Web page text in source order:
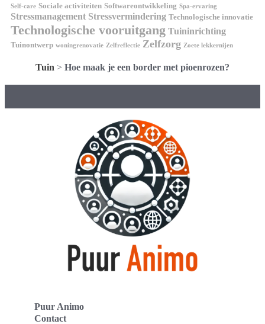
Self-care Sociale activiteiten Softwareontwikkeling Spa-ervaring
Stressmanagement Stressvermindering Technologische innovatie
Technologische vooruitgang Tuininrichting
Tuinontwerp woningrenovatie Zelfreflectie Zelfzorg Zoete lekkernijen
Tuin > Hoe maak je een border met pioenrozen?
Puur Animo
Contact